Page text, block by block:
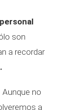
son
a recordar
Aunque no
a